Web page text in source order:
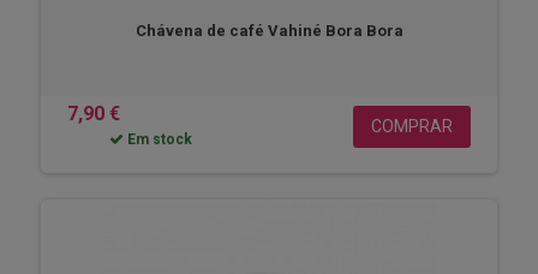
Chávena de café Vahiné Bora Bora
7,90 €
Em stock
COMPRAR